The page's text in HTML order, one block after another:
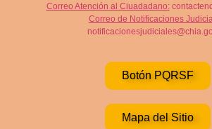
Correo Atención al Ciuadadano:
Correo de Notificaciones
Botón PQRSF
Mapa del Sitio